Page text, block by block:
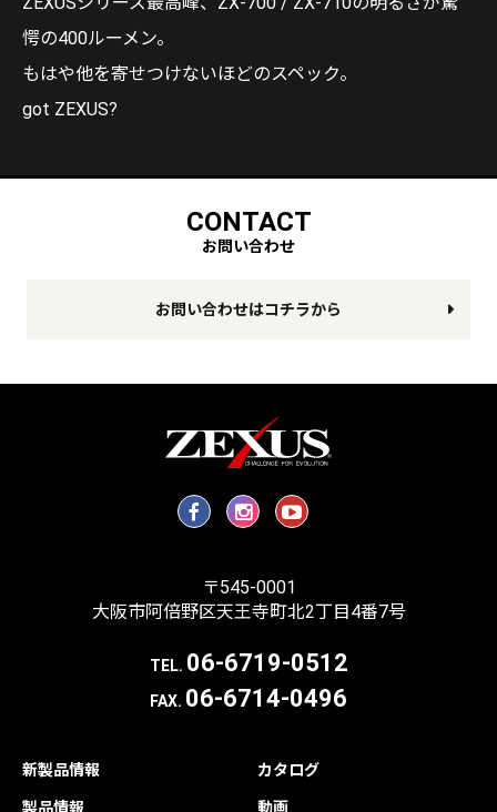
愕の400ルーメン。
もはや他を寄せつけないほどのスペック。
got ZEXUS?
CONTACT
お問い合わせ
お問い合わせはコチラから
〒545-0001
大阪市阿倍野区天王寺町北2丁目4番7号
TEL. 06-6719-0512
FAX. 06-6714-0496
新製品情報
製品情報
カタログ
動画